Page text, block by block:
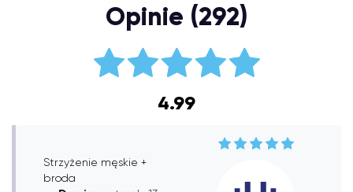
Opinie (292)
4.99
Strzyżenie męskie +
broda